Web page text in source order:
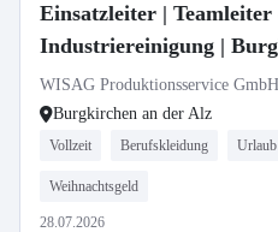
Einsatzleiter |
Industriereinigung |
WISAG Produktionsservice GmbH
Burgkirchen an der Alz
Vollzeit Berufskleidung
Weihnachtsgeld
28.07.2026